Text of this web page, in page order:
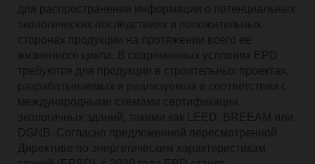
для распространения информации о потенциальных
экологических последствиях и положительных
сторонах продукции на протяжении всего ее
жизненного цикла. В современных условиях EPD
требуются для продукции в строительных проектах,
разрабатываемых и реализуемых в соответствии с
международными схемами сертификации
экологичных зданий, такими как LEED, BREEAM или
DGNB. Согласно предложенной пересмотренной
Директиве по энергетическим характеристикам